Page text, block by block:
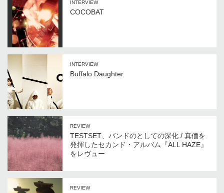
INTERVIEW
COCOBAT
INTERVIEW
Buffalo Daughter
REVIEW
TESTSET、バンドのとしての深化 / 真価を
発揮したセカンド・アルバム『ALL HAZE』
をレヴュー
REVIEW